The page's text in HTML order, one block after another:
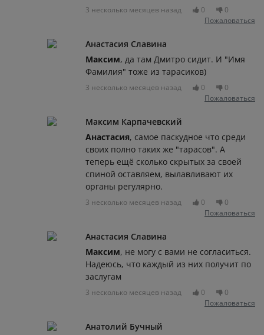
3 несколько месяцев назад 0
0
Пожаловаться
Анастасия Славина
Максим, да там Дмитро сидит. И "Имя
Фамилия" тоже из тарасиков)
3 несколько месяцев назад 0
0
Пожаловаться
Максим Карпачевский
Анастасия, самое паскудное что среди
своих полно таких же "тарасов". А
теперь ещё сколько скрытых за своей
спиной оставляем, вылавливают их
органы регулярно.
3 несколько месяцев назад 0
0
Пожаловаться
Анастасия Славина
Максим, не могу с вами не согласиться.
Надеюсь, что каждый из них получит по
заслугам
3 несколько месяцев назад 0
0
Пожаловаться
Анатолий Бучный